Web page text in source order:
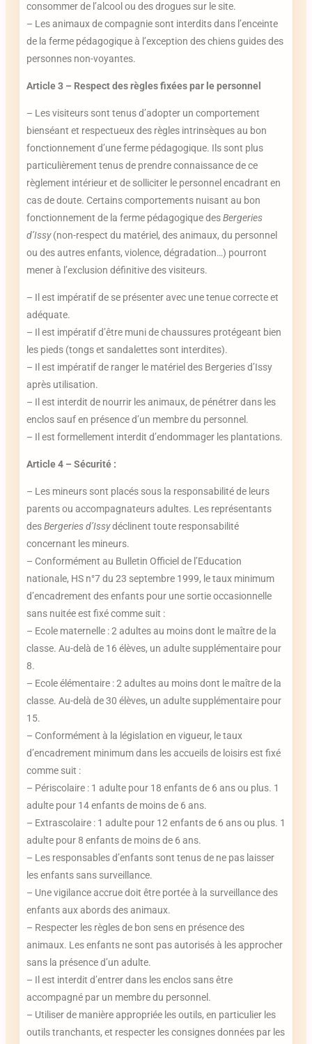
consommer de l’alcool ou des drogues sur le site.
– Les animaux de compagnie sont interdits dans l’enceinte
de la ferme pédagogique à l’exception des chiens guides des
personnes non-voyantes.
Article 3 – Respect des règles fixées par le personnel
– Les visiteurs sont tenus d’adopter un comportement
bienséant et respectueux des règles intrinsèques au bon
fonctionnement d’une ferme pédagogique. Ils sont plus
particulièrement tenus de prendre connaissance de ce
règlement intérieur et de solliciter le personnel encadrant en
cas de doute. Certains comportements nuisant au bon
fonctionnement de la ferme pédagogique desBergeries
d’Issy(non-respect du matériel, des animaux, du personnel
ou des autres enfants, violence, dégradation…) pourront
mener à l’exclusion définitive des visiteurs.
– Il est impératif de se présenter avec une tenue correcte et
adéquate.
– Il est impératif d’être muni de chaussures protégeant bien
les pieds (tongs et sandalettes sont interdites).
– Il est impératif de ranger le matériel des Bergeries d’Issy
après utilisation.
– Il est interdit de nourrir les animaux, de pénétrer dans les
enclos sauf en présence d’un membre du personnel.
– Il est formellement interdit d’endommager les plantations.
Article 4 – Sécurité :
– Les mineurs sont placés sous la responsabilité de leurs
parents ou accompagnateurs adultes. Les représentants
desBergeries d’Issydéclinent toute responsabilité
concernant les mineurs.
– Conformément au Bulletin Officiel de l’Education
nationale, HS n°7 du 23 septembre 1999, le taux minimum
d’encadrement des enfants pour une sortie occasionnelle
sans nuitée est fixé comme suit :
– Ecole maternelle : 2 adultes au moins dont le maître de la
classe. Au-delà de 16 élèves, un adulte supplémentaire pour
8.
– Ecole élémentaire : 2 adultes au moins dont le maître de la
classe. Au-delà de 30 élèves, un adulte supplémentaire pour
15.
– Conformément à la législation en vigueur, le taux
d’encadrement minimum dans les accueils de loisirs est fixé
comme suit :
– Périscolaire : 1 adulte pour 18 enfants de 6 ans ou plus. 1
adulte pour 14 enfants de moins de 6 ans.
– Extrascolaire : 1 adulte pour 12 enfants de 6 ans ou plus. 1
adulte pour 8 enfants de moins de 6 ans.
– Les responsables d’enfants sont tenus de ne pas laisser
les enfants sans surveillance.
– Une vigilance accrue doit être portée à la surveillance des
enfants aux abords des animaux.
– Respecter les règles de bon sens en présence des
animaux. Les enfants ne sont pas autorisés à les approcher
sans la présence d’un adulte.
– Il est interdit d’entrer dans les enclos sans être
accompagné par un membre du personnel.
– Utiliser de manière appropriée les outils, en particulier les
outils tranchants, et respecter les consignes données par les